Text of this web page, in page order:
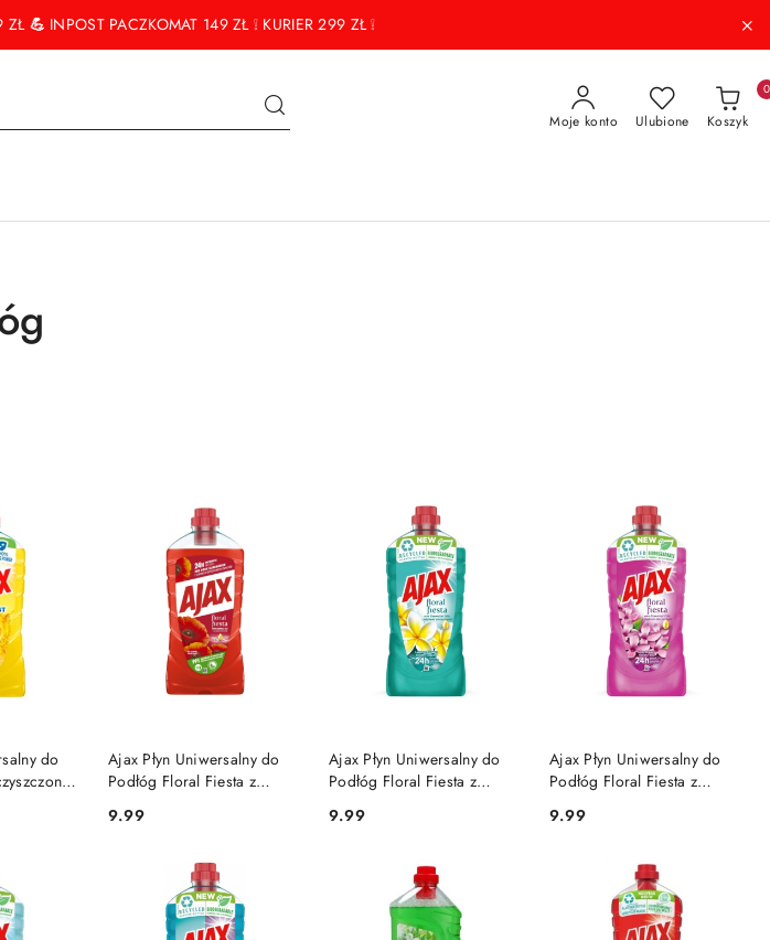
ZŁ💪 INPOST PACZKOMAT 149 ZŁ ❕ KURIER 299 ZŁ ❕
Moje konto Ulubione Koszyk
0
do
i
Ajax Płyn Uniwersalny do
Podłóg Floral Fiesta z
Kwiaty 1l
Cena:
9.99
DO KOSZYKA
Ajax Płyn Uniwersalny do
Podłóg Floral Fiesta z
Laguny 1l
Cena:
9.99
DO KOSZYKA
Ajax Płyn Uniwersalny do
Podłóg Floral Fiesta z
Bzu 1l
Cena:
9.99
DO KOSZYKA